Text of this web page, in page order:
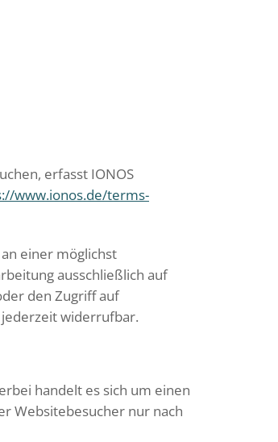
erfasst IONOS
www.ionos.de/terms-
einer möglichst
ausschließlich auf
den Zugriff auf
jederzeit widerrufbar.
handelt es sich um einen
Websitebesucher nur nach